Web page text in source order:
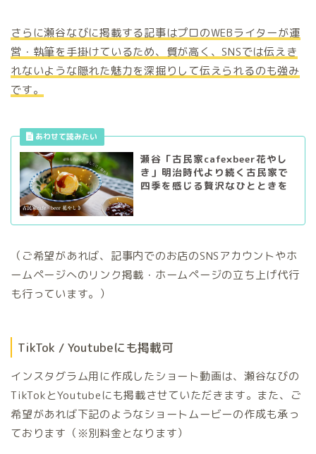
さらに瀬谷なびに掲載する記事はプロのWEBライターが運
営・執筆を手掛けているため、質が高く、SNSでは伝えき
れないような隠れた魅力を深掘りして伝えられるのも強み
です。
瀬谷「古民家cafe×beer花やし
き」明治時代より続く古民家で
四季を感じる贅沢なひとときを
（ご希望があれば、記事内でのお店のSNSアカウントやホ
ームページへのリンク掲載・ホームページの立ち上げ代行
も行っています。）
TikTok / Youtubeにも掲載可
インスタグラム用に作成したショート動画は、瀬谷なびの
TikTokとYoutubeにも掲載させていただきます。また、ご
希望があれば下記のようなショートムービーの作成も承っ
ております（※別料金となります）